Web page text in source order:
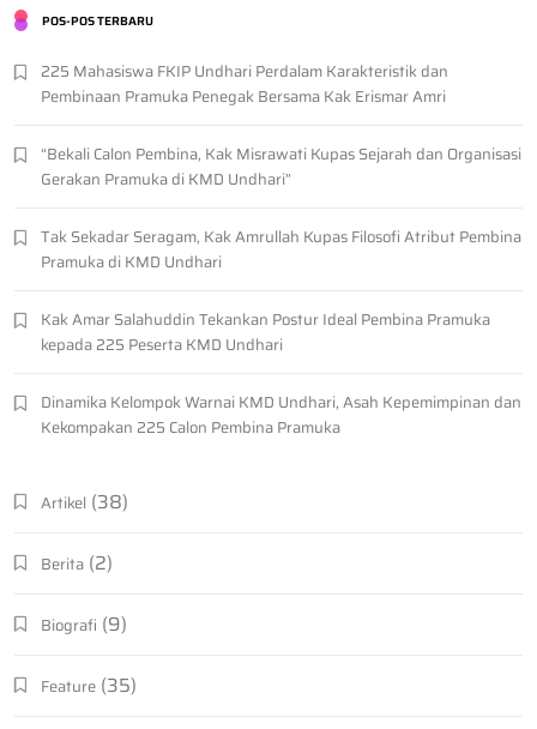
POS-POS TERBARU
225 Mahasiswa FKIP Undhari Perdalam Karakteristik dan
Pembinaan Pramuka Penegak Bersama Kak Erismar Amri
“Bekali Calon Pembina, Kak Misrawati Kupas Sejarah dan Organisasi
Gerakan Pramuka di KMD Undhari”
Tak Sekadar Seragam, Kak Amrullah Kupas Filosofi Atribut Pembina
Pramuka di KMD Undhari
Kak Amar Salahuddin Tekankan Postur Ideal Pembina Pramuka
kepada 225 Peserta KMD Undhari
Dinamika Kelompok Warnai KMD Undhari, Asah Kepemimpinan dan
Kekompakan 225 Calon Pembina Pramuka
Artikel (38)
Berita (2)
Biografi (9)
Feature (35)